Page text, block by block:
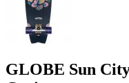
GLOBE Sun